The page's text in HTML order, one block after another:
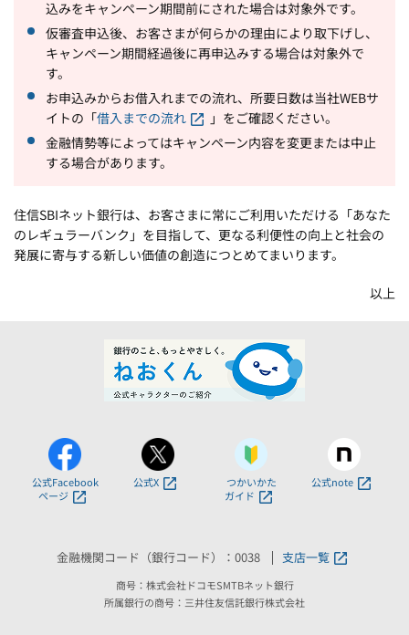
込みをキャンペーン期間前にされた場合は対象外です。
仮審査申込後、お客さまが何らかの理由により取下げし、
キャンペーン期間経過後に再申込みする場合は対象外で
す。
お申込みからお借入れまでの流れ、所要日数は当社WEBサ
イトの「借入までの流れ
」をご確認ください。
金融情勢等によってはキャンペーン内容を変更または中止
する場合があります。
住信SBIネット銀行は、お客さまに常にご利用いただける「あなた
のレギュラーバンク」を目指して、更なる利便性の向上と社会の
発展に寄与する新しい価値の創造につとめてまいります。
以上
公式Facebook
ページ
公式X
つかいかた
ガイド
公式note
金融機関コード（銀行コード）：0038 支店一覧
商号：株式会社ドコモSMTBネット銀行
所属銀行の商号：三井住友信託銀行株式会社